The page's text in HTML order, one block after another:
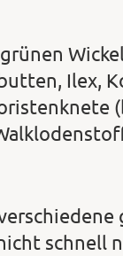
Ilex,
schnell